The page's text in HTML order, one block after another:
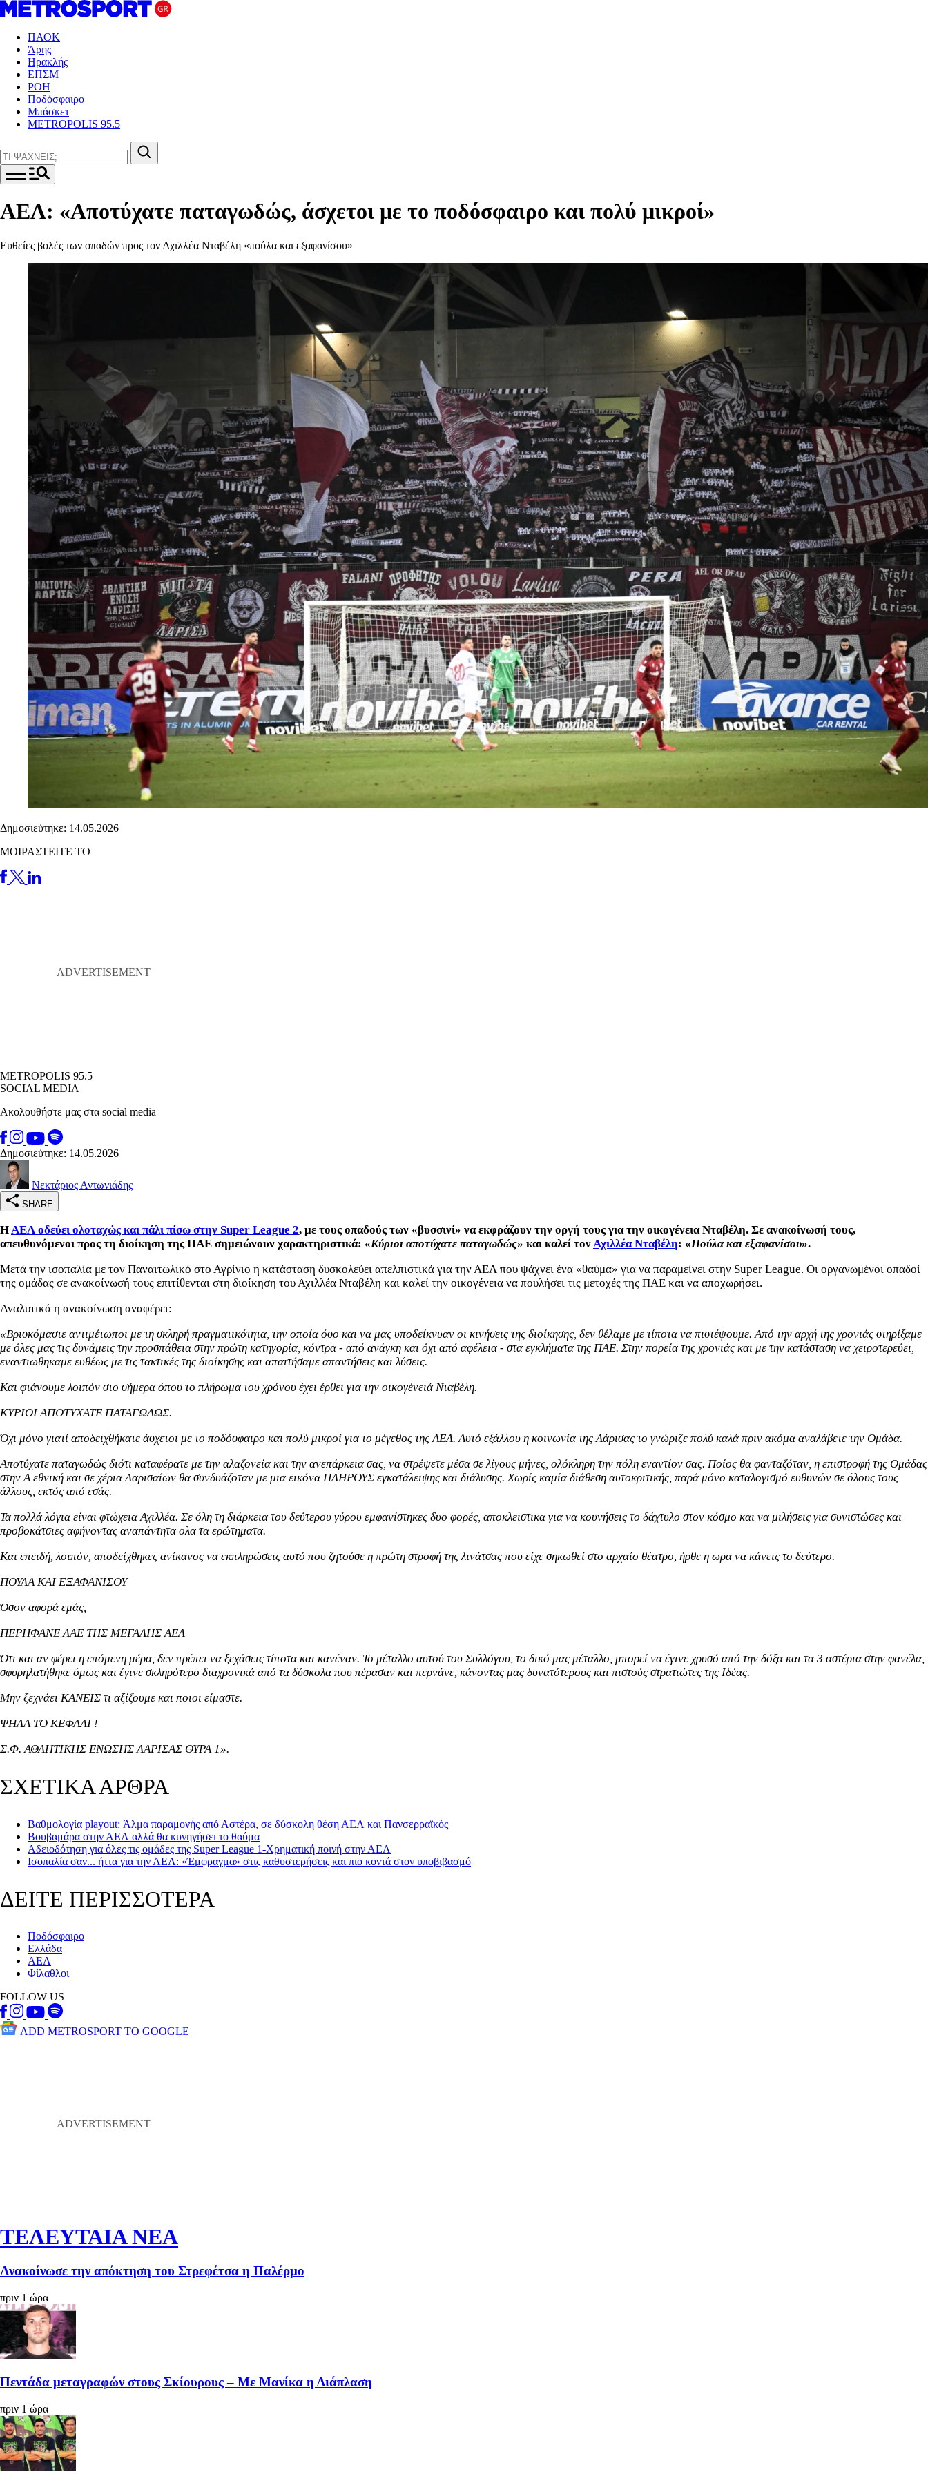
ΠΑΟΚ
Άρης
Ηρακλής
ΕΠΣΜ
ΡΟΗ
Ποδόσφαιρο
Μπάσκετ
METROPOLIS 95.5
ΑΕΛ: «Αποτύχατε παταγωδώς, άσχετοι με το ποδόσφαιρο και πολύ μικροί»
Ευθείες βολές των οπαδών προς τον Αχιλλέα Νταβέλη «πούλα και εξαφανίσου»
Δημοσιεύτηκε: 14.05.2026
ΜΟΙΡΑΣΤΕΙΤΕ ΤΟ
METROPOLIS 95.5
SOCIAL MEDIA
Ακολουθήστε μας στα social media
Δημοσιεύτηκε: 14.05.2026
Νεκτάριος Αντωνιάδης
SHARE
ΗΑΕΛ οδεύει ολοταχώς και πάλι πίσω στην Super League 2, με τους οπαδούς των «βυσσινί» να εκφράζουν την οργή τους για την οικογένεια Νταβέλη. Σε ανακοίνωσή τους,
απευθυνόμενοι προς τη διοίκηση της ΠΑΕ σημειώνουν χαρακτηριστικά: «Κύριοι αποτύχατε παταγωδώς» και καλεί τονΑχιλλέα Νταβέλη: «Πούλα και εξαφανίσου».
Μετά την ισοπαλία με τον Παναιτωλικό στο Αγρίνιο η κατάσταση δυσκολεύει απελπιστικά για την ΑΕΛ που ψάχνει ένα «θαύμα» για να παραμείνει στην Super League. Οι οργανωμένοι οπαδοί
της ομάδας σε ανακοίνωσή τους επιτίθενται στη διοίκηση του Αχιλλέα Νταβέλη και καλεί την οικογένεια να πουλήσει τις μετοχές της ΠΑΕ και να αποχωρήσει.
Αναλυτικά η ανακοίνωση αναφέρει:
«Βρισκόμαστε αντιμέτωποι με τη σκληρή πραγματικότητα, την οποία όσο και να μας υποδείκνυαν οι κινήσεις της διοίκησης, δεν θέλαμε με τίποτα να πιστέψουμε. Από την αρχή της χρονιάς στηρίξαμε
με όλες μας τις δυνάμεις την προσπάθεια στην πρώτη κατηγορία, κόντρα - από ανάγκη και όχι από αφέλεια - στα εγκλήματα της ΠΑΕ. Στην πορεία της χρονιάς και με την κατάσταση να χειροτερεύει,
εναντιωθηκαμε ευθέως με τις τακτικές της διοίκησης και απαιτήσαμε απαντήσεις και λύσεις.
Και φτάνουμε λοιπόν στο σήμερα όπου το πλήρωμα του χρόνου έχει έρθει για την οικογένειά Νταβέλη.
ΚΥΡΙΟΙ ΑΠΟΤΥΧΑΤΕ ΠΑΤΑΓΩΔΩΣ.
Όχι μόνο γιατί αποδειχθήκατε άσχετοι με το ποδόσφαιρο και πολύ μικροί για το μέγεθος της ΑΕΛ. Αυτό εξάλλου η κοινωνία της Λάρισας το γνώριζε πολύ καλά πριν ακόμα αναλάβετε την Ομάδα.
Αποτύχατε παταγωδώς διότι καταφέρατε με την αλαζονεία και την ανεπάρκεια σας, να στρέψετε μέσα σε λίγους μήνες, ολόκληρη την πόλη εναντίον σας. Ποίος θα φανταζόταν, η επιστροφή της Ομάδας
στην Α εθνική και σε χέρια Λαρισαίων θα συνδυάζοταν με μια εικόνα ΠΛΗΡΟΥΣ εγκατάλειψης και διάλυσης. Χωρίς καμία διάθεση αυτοκριτικής, παρά μόνο καταλογισμό ευθυνών σε όλους τους
άλλους, εκτός από εσάς.
Τα πολλά λόγια είναι φτώχεια Αχιλλέα. Σε όλη τη διάρκεια του δεύτερου γύρου εμφανίστηκες δυο φορές, αποκλειστικα για να κουνήσεις το δάχτυλο στον κόσμο και να μιλήσεις για συνιστώσες και
προβοκάτσιες αφήνοντας αναπάντητα ολα τα ερώτηματα.
Και επειδή, λοιπόν, αποδείχθηκες ανίκανος να εκπληρώσεις αυτό που ζητούσε η πρώτη στροφή της λινάτσας που είχε σηκωθεί στο αρχαίο θέατρο, ήρθε η ωρα να κάνεις το δεύτερο.
ΠΟΥΛΑ ΚΑΙ ΕΞΑΦΑΝΙΣΟΥ
Όσον αφορά εμάς,
ΠΕΡΗΦΑΝΕ ΛΑΕ ΤΗΣ ΜΕΓΑΛΗΣ ΑΕΛ
Ότι και αν φέρει η επόμενη μέρα, δεν πρέπει να ξεχάσεις τίποτα και κανέναν. Το μέταλλο αυτού του Συλλόγου, το δικό μας μέταλλο, μπορεί να έγινε χρυσό από την δόξα και τα 3 αστέρια στην φανέλα,
σφυρηλατήθηκε όμως και έγινε σκληρότερο διαχρονικά από τα δύσκολα που πέρασαν και περνάνε, κάνοντας μας δυνατότερους και πιστούς στρατιώτες της Ιδέας.
Μην ξεχνάει ΚΑΝΕΙΣ τι αξίζουμε και ποιοι είμαστε.
ΨΗΛΑ ΤΟ ΚΕΦΑΛΙ !
Σ.Φ. ΑΘΛΗΤΙΚΗΣ ΕΝΩΣΗΣ ΛΑΡΙΣΑΣ ΘΥΡΑ 1».
ΣΧΕΤΙΚΑ ΑΡΘΡΑ
Βαθμολογία playout: Άλμα παραμονής από Αστέρα, σε δύσκολη θέση ΑΕΛ και Πανσερραϊκός
Βουβαμάρα στην ΑΕΛ αλλά θα κυνηγήσει το θαύμα
Αδειοδότηση για όλες τις ομάδες της Super League 1-Χρηματική ποινή στην ΑΕΛ
Ισοπαλία σαν... ήττα για την ΑΕΛ: «Έμφραγμα» στις καθυστερήσεις και πιο κοντά στον υποβιβασμό
ΔΕΙΤΕ ΠΕΡΙΣΣΟΤΕΡΑ
Ποδόσφαιρο
Ελλάδα
ΑΕΛ
Φίλαθλοι
FOLLOW US
ADD METROSPORT TO GOOGLE
ΤΕΛΕΥΤΑΙΑ ΝΕΑ
Ανακοίνωσε την απόκτηση του Στρεφέτσα η Παλέρμο
πριν 1 ώρα
Πεντάδα μεταγραφών στους Σκίουρους – Με Μανίκα η Διάπλαση
πριν 1 ώρα